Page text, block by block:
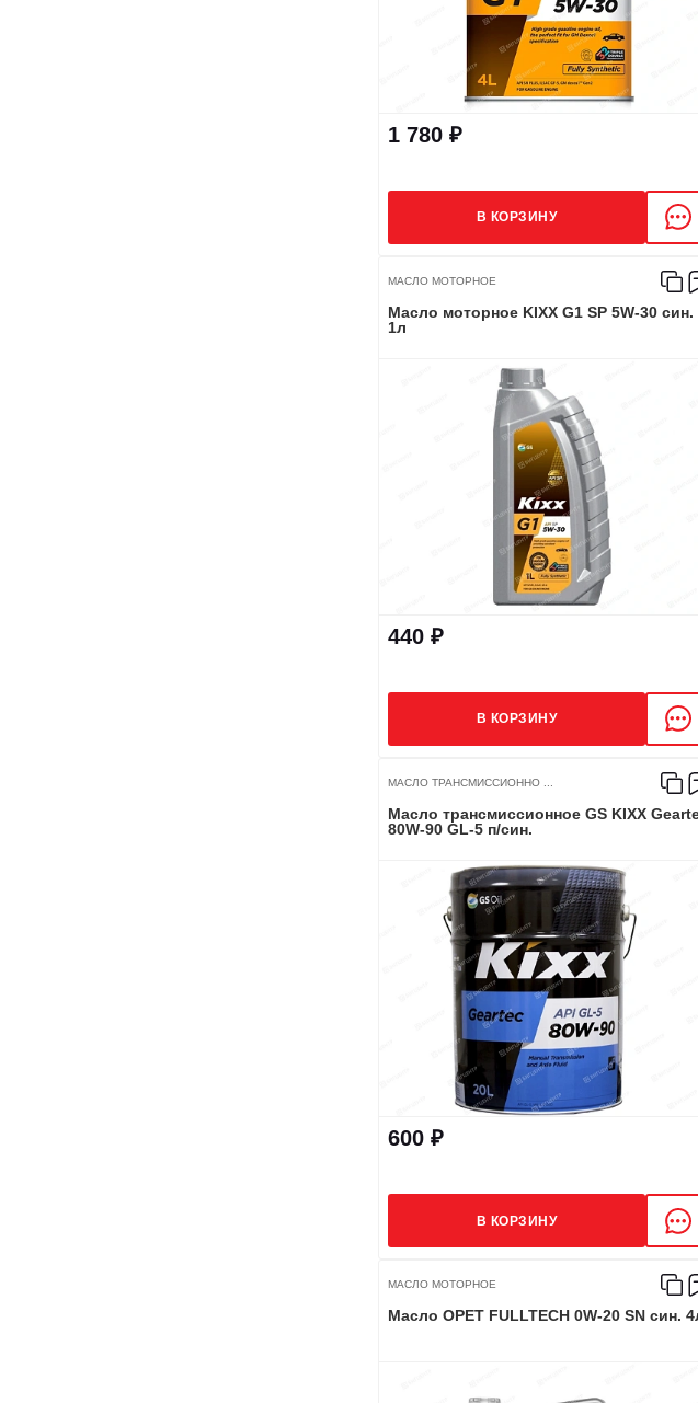
1 780 ₽
В КОРЗИНУ
МАСЛО МОТОРНОЕ
Масло моторное KIXX G1 SP 5W-30 син.
1л
440 ₽
В КОРЗИНУ
МАСЛО ТРАНСМИССИОННО ...
Масло трансмиссионное GS KIXX
80W-90 GL-5 п/син.
600 ₽
В КОРЗИНУ
МАСЛО МОТОРНОЕ
Масло OPET FULLTECH 0W-20 SN син.